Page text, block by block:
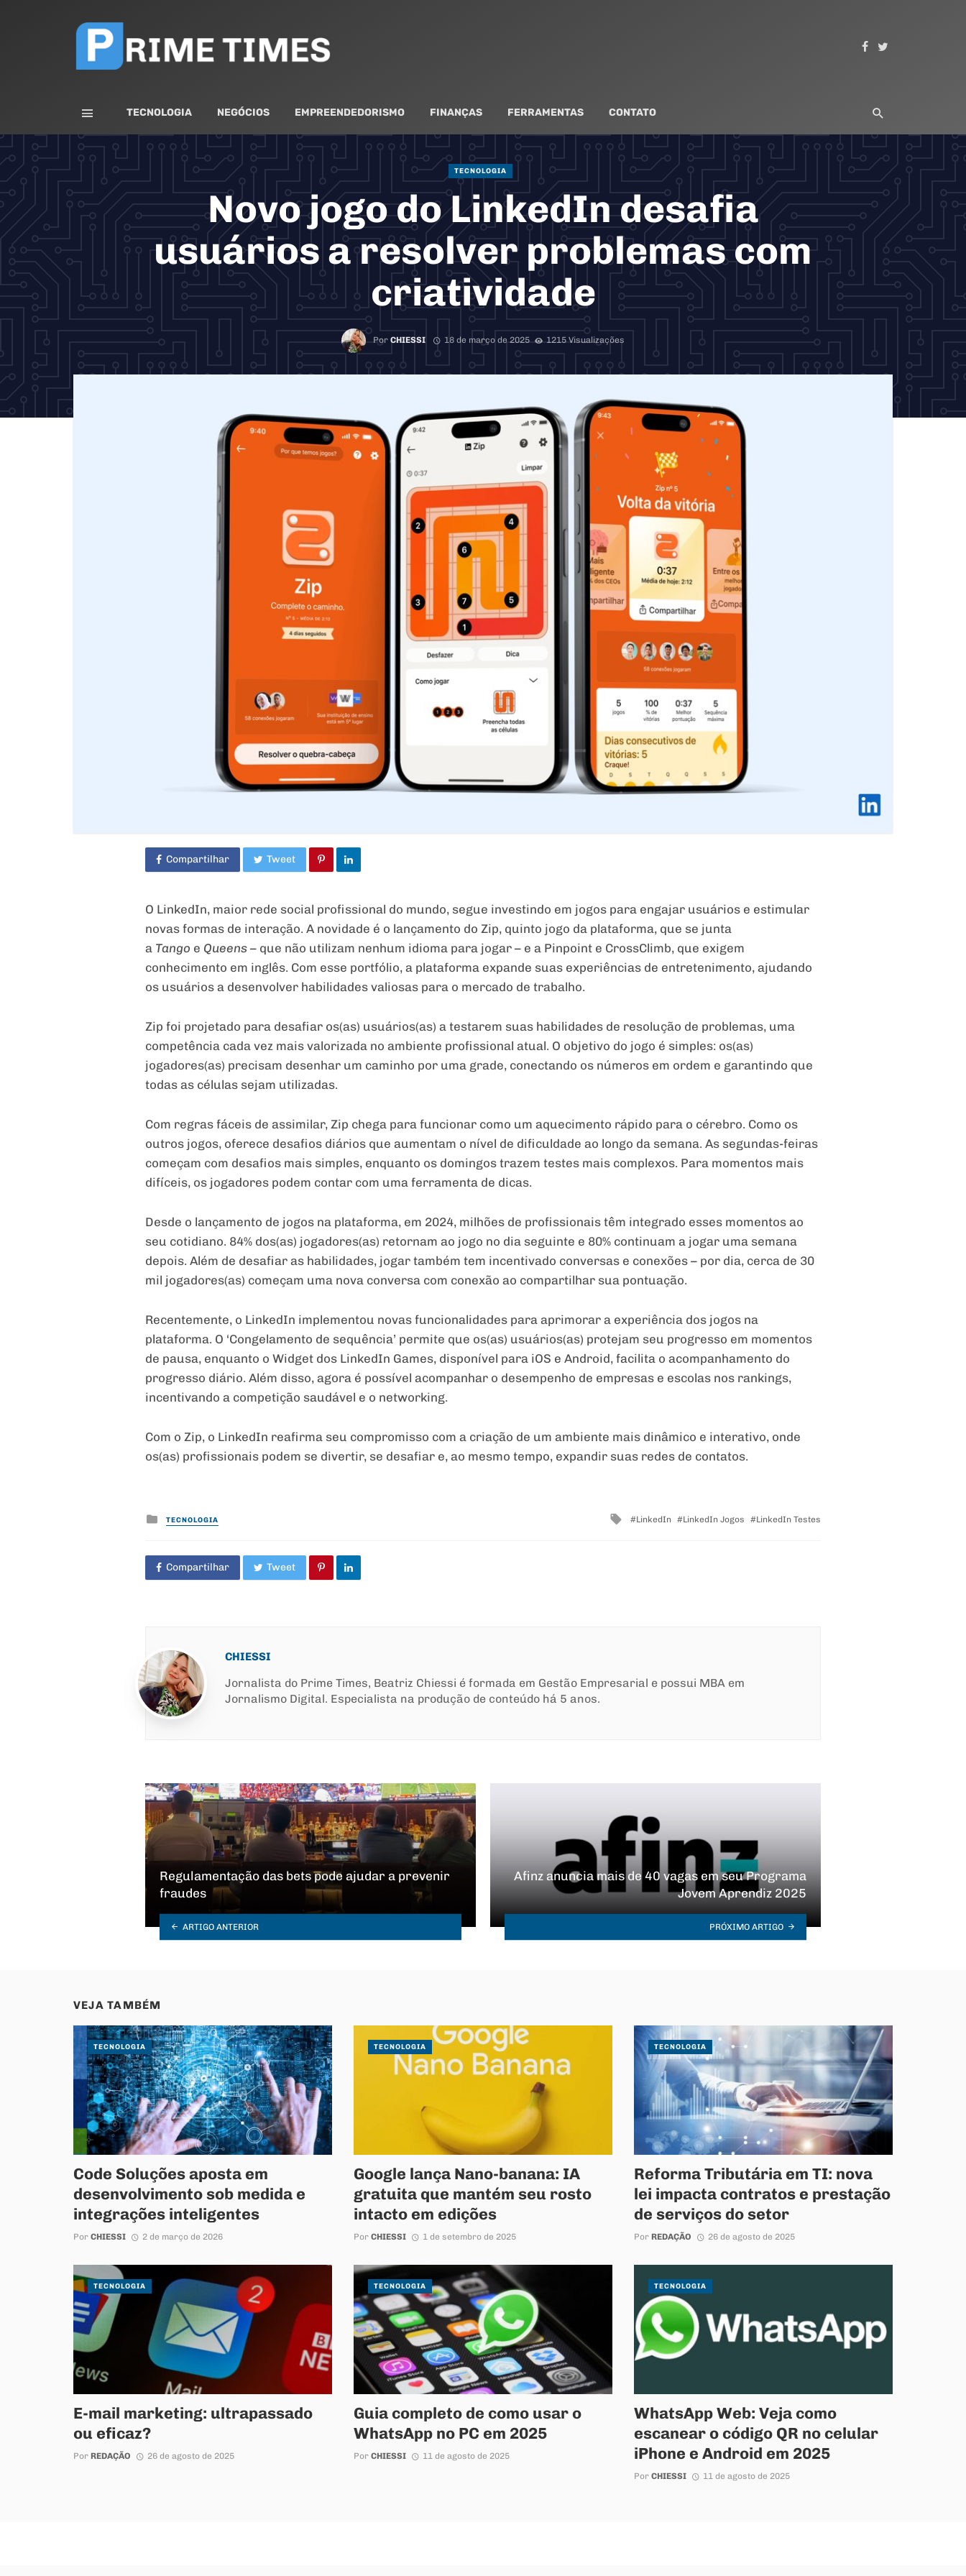
TECNOLOGIA NEGÓCIOS EMPREENDEDORISMO FINANÇAS FERRAMENTAS CONTATO
TECNOLOGIA
Novo jogo do LinkedIn desafia
usuários a resolver problemas com
criatividade
PorCHIESSI 18 de março de 2025 1215 Visualizações
Compartilhar Tweet
O LinkedIn, maior rede social profissional do mundo, segue investindo em jogos para engajar usuários e estimular
novas formas de interação. A novidade é o lançamento do Zip, quinto jogo da plataforma, que se junta
a Tango e Queens – que não utilizam nenhum idioma para jogar – e a Pinpoint e CrossClimb, que exigem
conhecimento em inglês. Com esse portfólio, a plataforma expande suas experiências de entretenimento, ajudando
os usuários a desenvolver habilidades valiosas para o mercado de trabalho.
Zip foi projetado para desafiar os(as) usuários(as) a testarem suas habilidades de resolução de problemas, uma
competência cada vez mais valorizada no ambiente profissional atual. O objetivo do jogo é simples: os(as)
jogadores(as) precisam desenhar um caminho por uma grade, conectando os números em ordem e garantindo que
todas as células sejam utilizadas.
Com regras fáceis de assimilar, Zip chega para funcionar como um aquecimento rápido para o cérebro. Como os
outros jogos, oferece desafios diários que aumentam o nível de dificuldade ao longo da semana. As segundas-feiras
começam com desafios mais simples, enquanto os domingos trazem testes mais complexos. Para momentos mais
difíceis, os jogadores podem contar com uma ferramenta de dicas.
Desde o lançamento de jogos na plataforma, em 2024, milhões de profissionais têm integrado esses momentos ao
seu cotidiano. 84% dos(as) jogadores(as) retornam ao jogo no dia seguinte e 80% continuam a jogar uma semana
depois. Além de desafiar as habilidades, jogar também tem incentivado conversas e conexões – por dia, cerca de 30
mil jogadores(as) começam uma nova conversa com conexão ao compartilhar sua pontuação.
Recentemente, o LinkedIn implementou novas funcionalidades para aprimorar a experiência dos jogos na
plataforma. O ‘Congelamento de sequência’ permite que os(as) usuários(as) protejam seu progresso em momentos
de pausa, enquanto o Widget dos LinkedIn Games, disponível para iOS e Android, facilita o acompanhamento do
progresso diário. Além disso, agora é possível acompanhar o desempenho de empresas e escolas nos rankings,
incentivando a competição saudável e o networking.
Com o Zip, o LinkedIn reafirma seu compromisso com a criação de um ambiente mais dinâmico e interativo, onde
os(as) profissionais podem se divertir, se desafiar e, ao mesmo tempo, expandir suas redes de contatos.
Posted
in
TECNOLOGIA
Tagged
LinkedIn LinkedIn Jogos LinkedIn Testes
Compartilhar Tweet
CHIESSI
Jornalista do Prime Times, Beatriz Chiessi é formada em Gestão Empresarial e possui MBA em
Jornalismo Digital. Especialista na produção de conteúdo há 5 anos.
Regulamentação das bets pode ajudar a prevenir
fraudes
ARTIGO ANTERIOR
Afinz anuncia mais de 40 vagas em seu Programa
Jovem Aprendiz 2025
PRÓXIMO ARTIGO
VEJA TAMBÉM
Code Soluções aposta em
desenvolvimento sob medida e
integrações inteligentes
Por CHIESSI 2 de março de 2026
TECNOLOGIA
Google lança Nano-banana: IA
gratuita que mantém seu rosto
intacto em edições
Por CHIESSI 1 de setembro de 2025
TECNOLOGIA
Reforma Tributária em TI: nova
lei impacta contratos e prestação
de serviços do setor
Por REDAÇÃO 26 de agosto de 2025
TECNOLOGIA
E-mail marketing: ultrapassado
ou eficaz?
Por REDAÇÃO 26 de agosto de 2025
TECNOLOGIA
Guia completo de como usar o
WhatsApp no PC em 2025
Por CHIESSI 11 de agosto de 2025
TECNOLOGIA
WhatsApp Web: Veja como
escanear o código QR no celular
iPhone e Android em 2025
Por CHIESSI 11 de agosto de 2025
TECNOLOGIA